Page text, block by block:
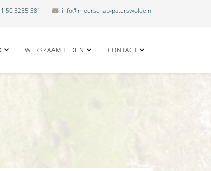
50 5255 381 info@meerschap-paterswolde.nl
WERKZAAMHEDEN CONTACT